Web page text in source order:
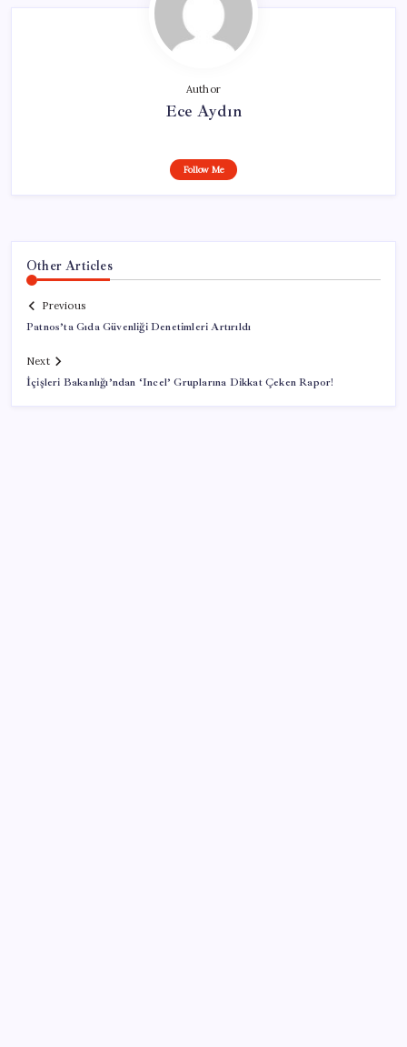
Author
Ece Aydın
Follow Me
Other Articles
Previous
Patnos’ta Gıda Güvenliği Denetimleri Artırıldı
Next
İçişleri Bakanlığı’ndan ‘Incel’ Gruplarına Dikkat Çeken Rapor!